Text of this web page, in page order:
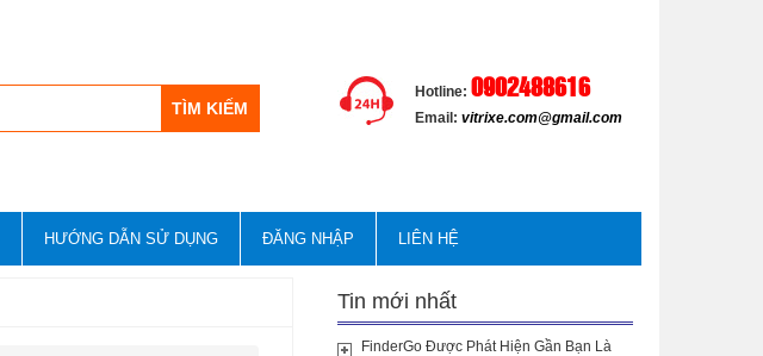
Hotline: 0902488616
Email: vitrixe.com@gmail.com
HƯỚNG DẪN SỬ DỤNG ĐĂNG NHẬP LIÊN HỆ
Tin mới nhất
FinderGo Được Phát Hiện Gần Bạn Là